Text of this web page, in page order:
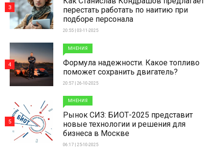
перестать работать по наитию при
подборе персонала
20:55 | 03-11-2025
3
МНЕНИЯ
Формула надежности. Какое топливо
поможет сохранить двигатель?
20:57 | 26-10-2025
4
МНЕНИЯ
Рынок СИЗ: БИОТ-2025 представит
новые технологии и решения для
бизнеса в Москве
06:17 | 25-10-2025
5